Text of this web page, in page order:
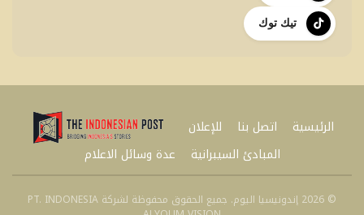
تيك توك
الرئيسية اتصل بنا
للإعلان
المبادئ السيبرانية
عدة وسائل الاعلام
© 2026 إندونيسيا اليوم. جميع الحقوق محفوظة لشركة PT. INDONESIA